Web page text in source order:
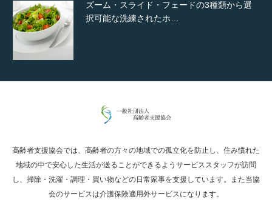
変幻自在、あらゆる業種に対応可能な新しい
カスタム投稿タイプ実…
高齢者支援協会では、高齢者の方々の地域での孤立化を防止し、住み慣れた
地域の中で安心した生活が送ることができるようサービススタッフが訪問
し、掃除・洗濯・調理・買い物などの日常家事を支援しています。また当協
会のサービスは介護保険適用外サービスになります。